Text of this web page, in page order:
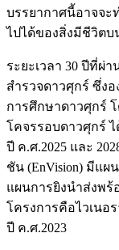
บรรยากาศนี้อาจจะ
ไปได้ของสิ่งมีชีวิตบ
ระยะเวลา 30 ปีที่ผ่
สำรวจดาวศุกร์ ซึ่ง
การศึกษาดาวศุกร์
โคจรรอบดาวศุกร์
ปี ค.ศ.2025 และ
ชัน (EnVision) มีแผ
แผนการยิงนำส่งพ
โครงการคือไวเนอ
ปี ค.ศ.2023